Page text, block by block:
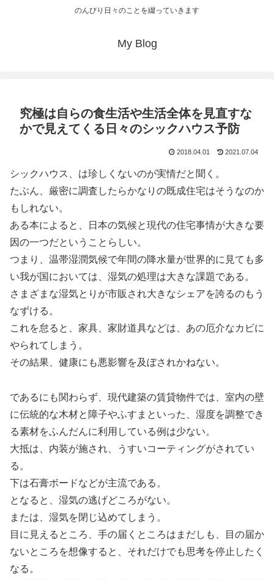
のんびり日々のことを綴っていきます
My Blog
究極は自らの食生活や生活全体を見直すな
かで見えてくる日々のシックハウス予防
2018.04.01 2021.07.04
シックハウス、は珍しくないのが実情だと聞く。
たぶん、厳密に調査したらかなりの既成住宅はそうなのか
もしれない。
ある本によると、日本の気候と現代の住宅事情が大きな要
因の一つだということらしい。
つまり、温帯湿潤気候で年間の降水量が世界的に見ても多
い我が国においては、湿気の処理は大きな課題である。
さまざまな湿気とりが市販され大きなシェアを誇るのもう
なずける。
これを怠ると、家具、家財道具などは、あの厄介なカビに
やられてしまう。
その結果、健康にも悪影響を及ぼされかねない。
であるにも関わらず、現代建築の賃貸物件では、室内の壁
に伝統的な木材と障子やふすまといった、湿度を調整でき
る素材をふんだんに利用している例は少ない。
大抵は、内装が施され、うすいコーティングがされてい
る。
下は石膏ボードなどが主流である。
となると、湿気の逃げどころがない。
または、湿気を閉じ込めてしまう。
目に見えるところ、手の届くところはまだしも、目の届か
ないところを想像すると、それだけでも思考を停止したく
なる。